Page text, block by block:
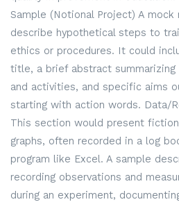
Sample (Notional Project) A
describe hypothetical steps to
ethics or procedures. It could
title, a brief abstract summarizing
and activities, and specific aims
starting with action words. Data/
This section would present
graphs, often recorded in a log
program like Excel. A sample
recording observations and
during an experiment,